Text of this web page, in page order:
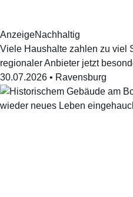
AnzeigeNachhaltig
Viele Haushalte zahlen zu viel
regionaler Anbieter jetzt
30.07.2026 • Ravensburg